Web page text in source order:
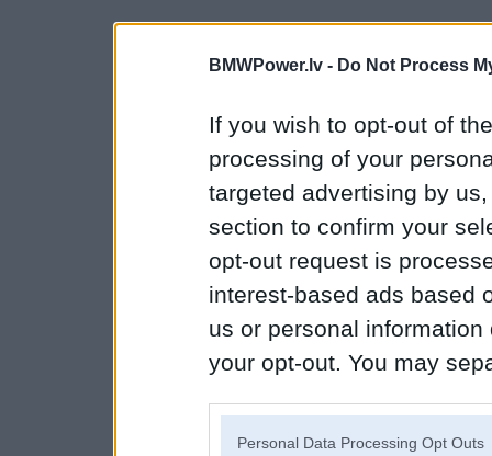
BMWPower.lv - Do Not Process
If you wish to opt-out of
processing of your
targeted advertising by
section to confirm your
opt-out request is
interest-based ads based
us or personal
your opt-out. You may
Personal Data Processing Opt Outs